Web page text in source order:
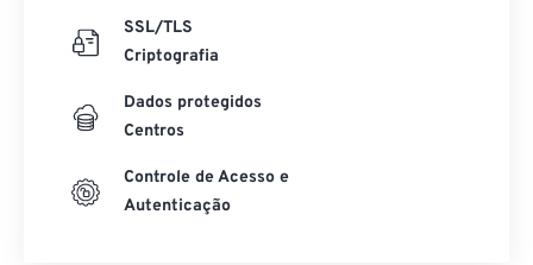
SSL/TLS
Criptografia
Dados protegidos
Centros
Controle de Acesso e
Autenticação